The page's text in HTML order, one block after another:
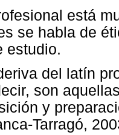
está
se habla de
estudio.
del latín
son
y
Tarragó,